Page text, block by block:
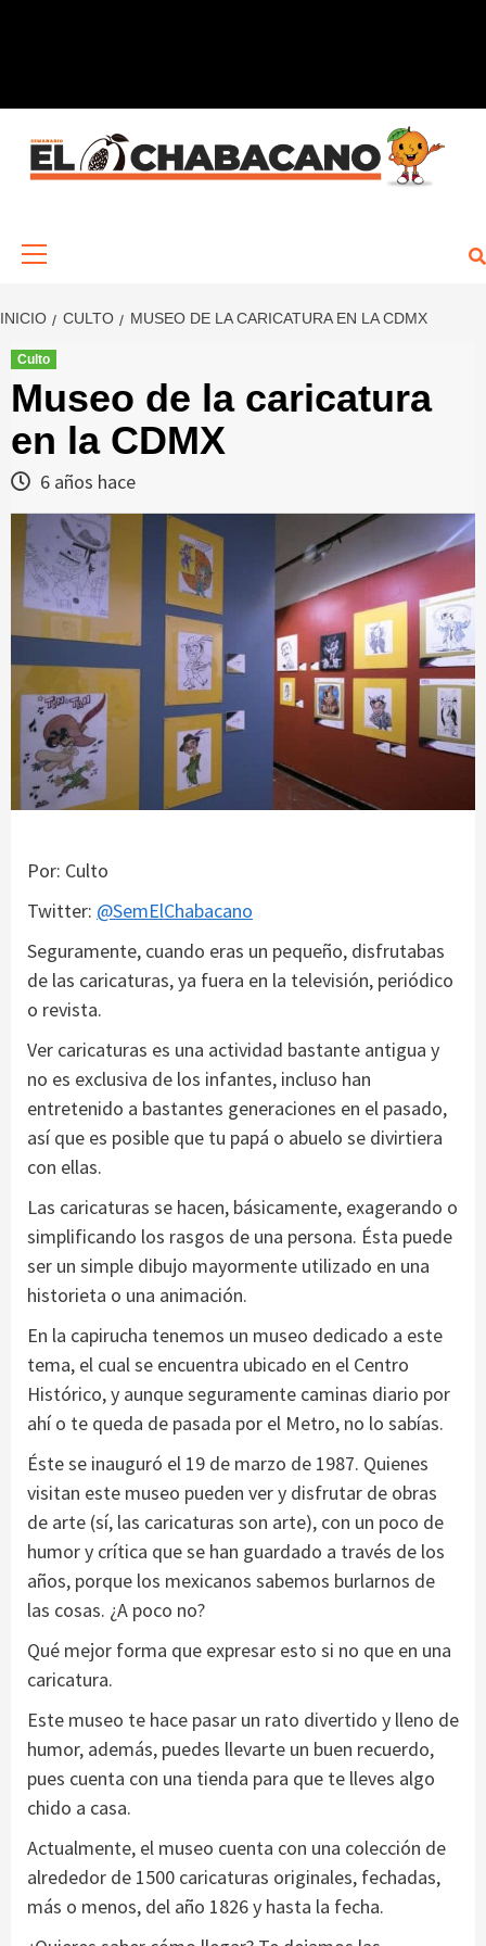
INICIO CULTO MUSEO DE LA CARICATURA EN LA CDMX
Culto
Museo de la caricatura
en la CDMX
6 años hace
Por: Culto
Twitter: @SemElChabacano
Seguramente, cuando eras un pequeño, disfrutabas
de las caricaturas, ya fuera en la televisión, periódico
o revista.
Ver caricaturas es una actividad bastante antigua y
no es exclusiva de los infantes, incluso han
entretenido a bastantes generaciones en el pasado,
así que es posible que tu papá o abuelo se divirtiera
con ellas.
Las caricaturas se hacen, básicamente, exagerando o
simplificando los rasgos de una persona. Ésta puede
ser un simple dibujo mayormente utilizado en una
historieta o una animación.
En la capirucha tenemos un museo dedicado a este
tema, el cual se encuentra ubicado en el Centro
Histórico, y aunque seguramente caminas diario por
ahí o te queda de pasada por el Metro, no lo sabías.
Éste se inauguró el 19 de marzo de 1987. Quienes
visitan este museo pueden ver y disfrutar de obras
de arte (sí, las caricaturas son arte), con un poco de
humor y crítica que se han guardado a través de los
años, porque los mexicanos sabemos burlarnos de
las cosas. ¿A poco no?
Qué mejor forma que expresar esto si no que en una
caricatura.
Este museo te hace pasar un rato divertido y lleno de
humor, además, puedes llevarte un buen recuerdo,
pues cuenta con una tienda para que te lleves algo
chido a casa.
Actualmente, el museo cuenta con una colección de
alrededor de 1500 caricaturas originales, fechadas,
más o menos, del año 1826 y hasta la fecha.